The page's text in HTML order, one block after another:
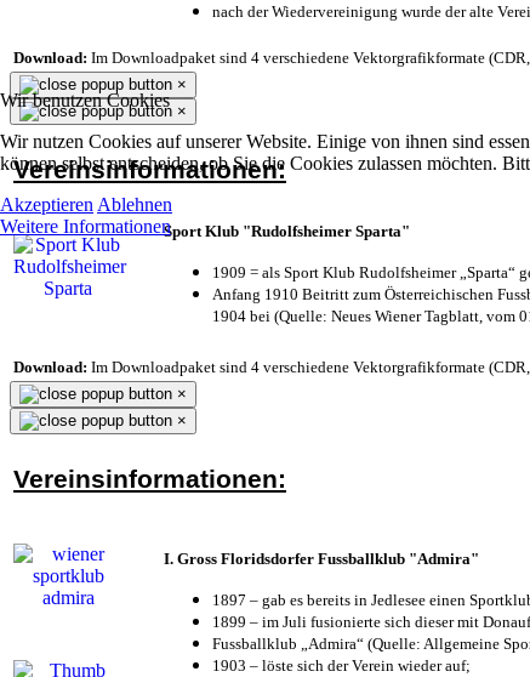
Wir benutzen Cookies
Wir nutzen Cookies auf unserer Website. Einige von ihnen sind
können selbst entscheiden, ob Sie die Cookies zulassen möchten.
Akzeptieren Ablehnen
Weitere Informationen
nach der Wiedervereinigung wurde der alte
Download: Im Downloadpaket sind 4 verschiedene Vektorgrafikformate
×
×
Vereinsinformationen:
Sport Klub "Rudolfsheimer Sparta"
1909 = als Sport Klub Rudolfsheimer „Sparta“
Anfang 1910 Beitritt zum Österreichischen
1904 bei (Quelle: Neues Wiener Tagblatt, vom
Download: Im Downloadpaket sind 4 verschiedene Vektorgrafikformate
×
×
Vereinsinformationen:
I. Gross Floridsdorfer Fussballklub "Admira"
1897 – gab es bereits in Jedlesee einen
1899 – im Juli fusionierte sich dieser mit
Fussballklub „Admira“ (Quelle: Allgemeine
1903 – löste sich der Verein wieder auf;